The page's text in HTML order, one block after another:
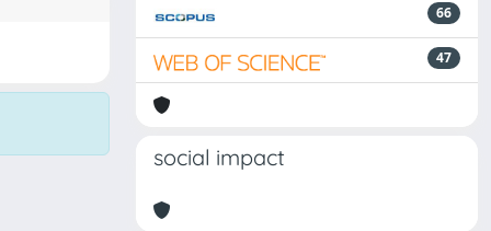
66
47
social impact